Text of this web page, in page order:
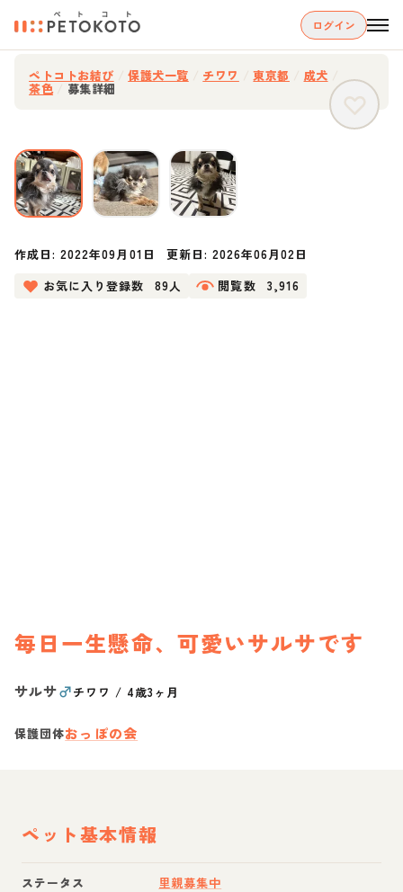
ログイン
ペトコトお結び 保護犬一覧 チワワ 東京都 成犬
茶色 募集詳細
作成日:2022年09月01日 更新日: 2026年06月02日
お気に入り登録数
89人 閲覧数 3,916
毎日一生懸命、可愛いサルサです
サルサ♂チワワ / 4歳3ヶ月
保護団体おっぽの会
ペット基本情報
ステータス 里親募集中